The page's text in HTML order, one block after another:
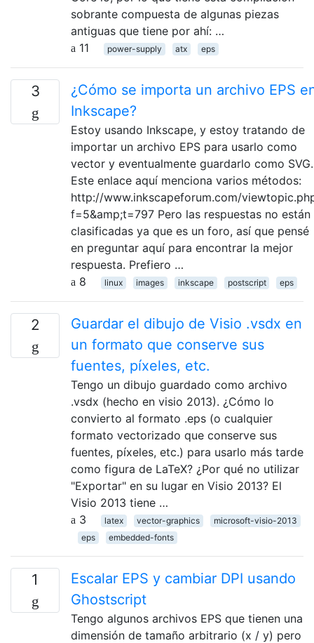
sobrante compuesta de algunas piezas
antiguas que tiene por ahí: …
11
power-supply atx eps
3
¿Cómo se importa un archivo EPS
Inkscape?
Estoy usando Inkscape, y estoy tratando de
importar un archivo EPS para usarlo como
vector y eventualmente guardarlo como SVG.
Este enlace aquí menciona varios métodos:
http://www.inkscapeforum.com/
f=5&amp;t=797 Pero las respuestas no están
clasificadas ya que es un foro, así que pensé
en preguntar aquí para encontrar la mejor
respuesta. Prefiero …
8
linux images inkscape postscript eps
2
Guardar el dibujo de Visio .vsdx en
un formato que conserve sus
fuentes, píxeles, etc.
Tengo un dibujo guardado como archivo
.vsdx (hecho en visio 2013). ¿Cómo lo
convierto al formato .eps (o cualquier
formato vectorizado que conserve sus
fuentes, píxeles, etc.) para usarlo más tarde
como figura de LaTeX? ¿Por qué no utilizar
"Exportar" en su lugar en Visio 2013? El
Visio 2013 tiene …
3
latex vector-graphics
microsoft-visio-2013
eps
embedded-fonts
1
Escalar EPS y cambiar DPI usando
Ghostscript
Tengo algunos archivos EPS que tienen una
dimensión de tamaño arbitrario (x / y) pero